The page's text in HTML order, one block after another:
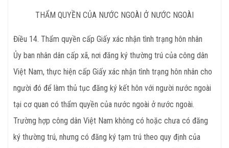
THẨM QUYỀN CỦA NƯỚC NGOÀI Ở NƯỚC NGOÀI
Điều 14. Thẩm quyền cấp Giấy xác nhận tình trạng hôn nhân
Ủy ban nhân dân cấp xã, nơi đăng ký thường trú của công dân
Việt Nam, thực hiện cấp Giấy xác nhận tình trạng hôn nhân cho
người đó để làm thủ tục đăng ký kết hôn với người nước ngoài
tại cơ quan có thẩm quyền của nước ngoài ở nước ngoài.
Trường hợp công dân Việt Nam không có hoặc chưa có đăng
ký thường trú, nhưng có đăng ký tạm trú theo quy định của